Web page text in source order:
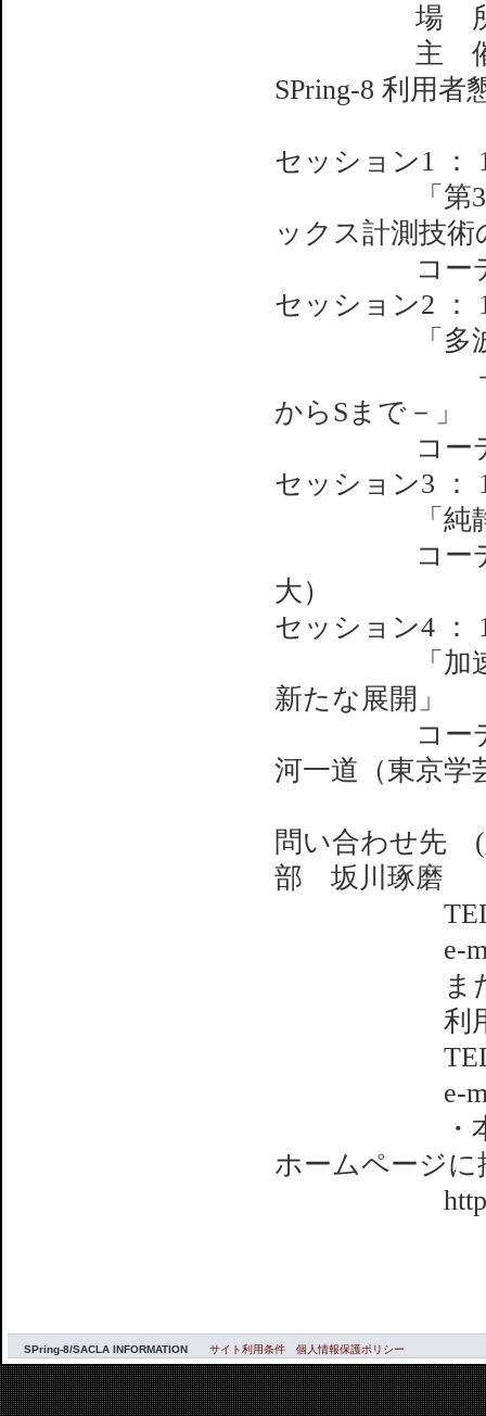
場 所：
主 催：(財)
SPring-8 利用者
セッション1 ：
「第3世代
ックス計測技術
コーディネ
セッション2 ：
「多波長異
－高エネ
からSまで－」
コーディネ
セッション3 ：
「純静水圧
コーディネ
大）
セッション4 ：
「加速器に
新たな展開」
コーディネ
河一道（東京学
問い合わせ先 (
部 坂川琢磨
TEL：
e-mail：
また
利用業務
TEL：
e-mail：
・本ワーク
ホームページ
http://
SPring-8/SACLA INFORMATION サイト利用条件 個人情報保護ポリシー